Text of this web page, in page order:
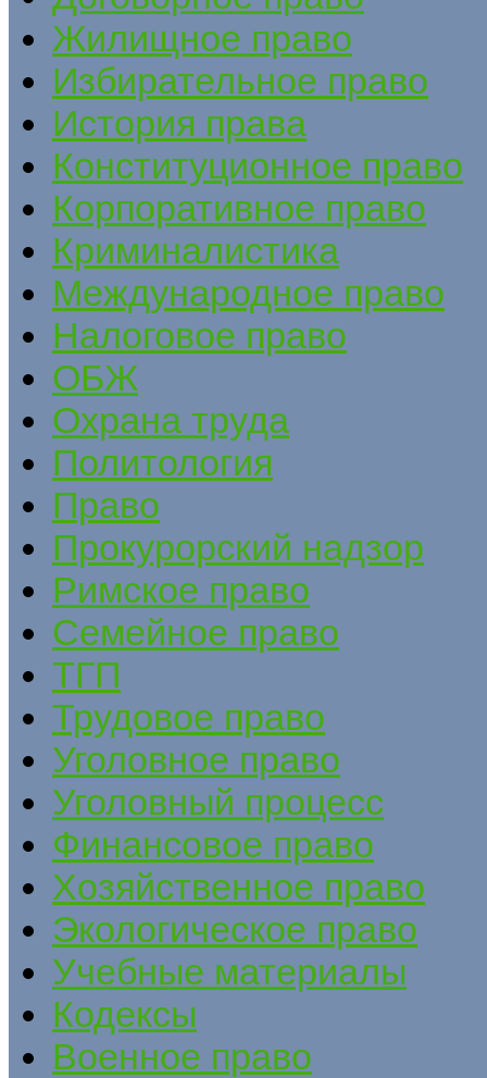
Жилищное право
Избирательное право
История права
Конституционное право
Корпоративное право
Криминалистика
Международное право
Налоговое право
ОБЖ
Охрана труда
Политология
Право
Прокурорский надзор
Римское право
Семейное право
ТГП
Трудовое право
Уголовное право
Уголовный процесс
Финансовое право
Хозяйственное право
Экологическое право
Учебные материалы
Кодексы
Военное право